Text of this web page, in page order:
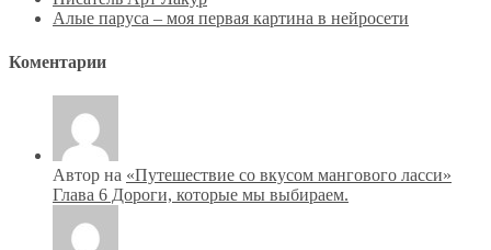
Алые паруса – моя первая картина в нейросети
Коментарии
Автор на «Путешествие со вкусом мангового ласси»
Глава 6 Дороги, которые мы выбираем.